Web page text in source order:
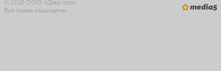
© 2021 ООО «Деко про».
Все права защищены.